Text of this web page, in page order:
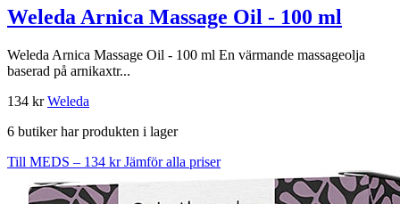
Weleda Arnica Massage Oil - 100 ml
Weleda Arnica Massage Oil - 100 ml En värmande massageolja
baserad på arnikaxtr...
134 krWeleda
6 butiker har produkten i lager
Till MEDS – 134 krJämför alla priser